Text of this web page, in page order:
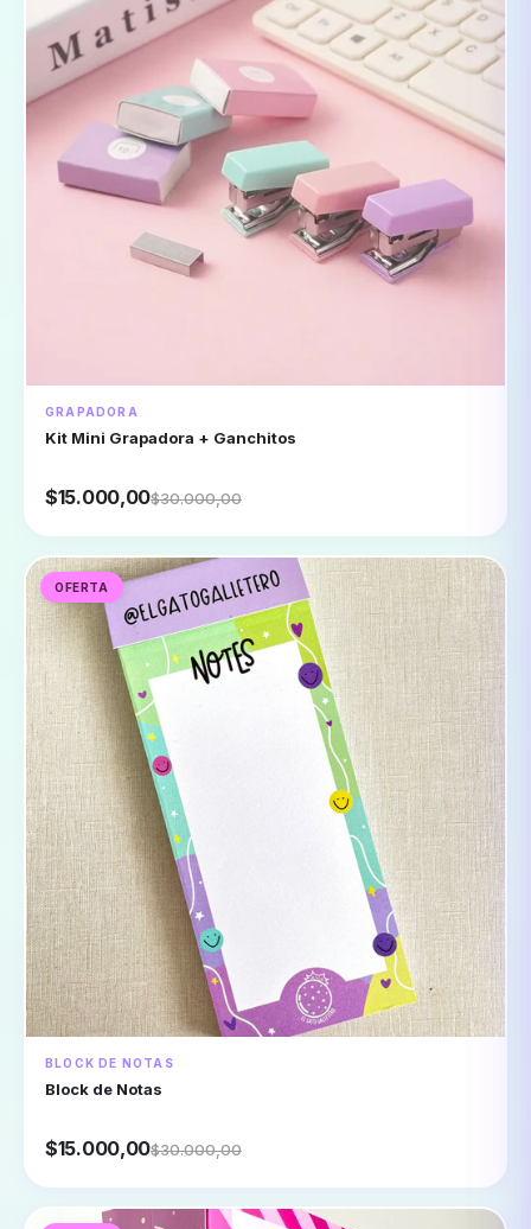
GRAPADORA
Kit Mini Grapadora + Ganchitos
$15.000,00$30.000,00
OFERTA
BLOCK DE NOTAS
Block de Notas
$15.000,00$30.000,00